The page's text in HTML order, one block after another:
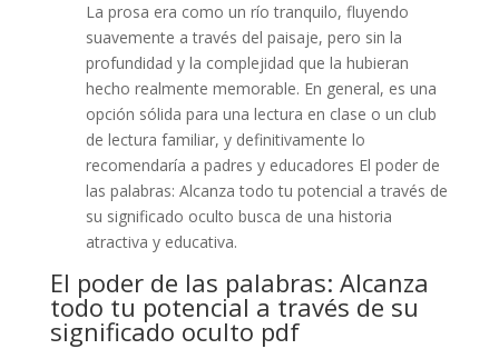
La prosa era como un río tranquilo, fluyendo
suavemente a través del paisaje, pero sin la
profundidad y la complejidad que la hubieran
hecho realmente memorable. En general, es una
opción sólida para una lectura en clase o un club
de lectura familiar, y definitivamente lo
recomendaría a padres y educadores El poder de
las palabras: Alcanza todo tu potencial a través de
su significado oculto busca de una historia
atractiva y educativa.
El poder de las palabras: Alcanza
todo tu potencial a través de su
significado oculto pdf